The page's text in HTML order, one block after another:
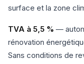
surface et la zone
TVA à 5,5 % —
rénovation
Sans conditions de